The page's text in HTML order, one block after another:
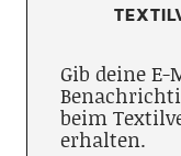
Gib deine
beim
erhalten.